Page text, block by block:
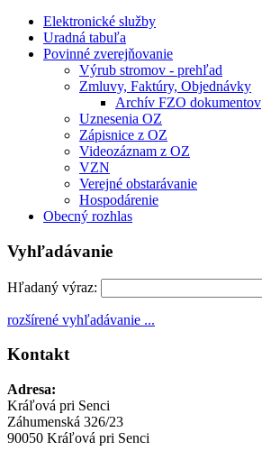
Elektronické služby
Uradná tabuľa
Povinné zverejňovanie
Výrub stromov - prehľad
Zmluvy, Faktúry, Objednávky
Archív FZO dokumentov
Uznesenia OZ
Zápisnice z OZ
Videozáznam z OZ
VZN
Verejné obstarávanie
Hospodárenie
Obecný rozhlas
Vyhľadávanie
Hľadaný výraz:
rozšírené vyhľadávanie ...
Kontakt
Adresa:
Kráľová pri Senci
Záhumenská 326/23
90050 Kráľová pri Senci